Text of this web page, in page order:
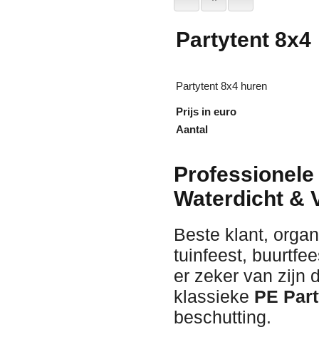
Partytent 8x4
Partytent 8x4 huren
Prijs in euro
Aantal
Professionele
Waterdicht &
Beste klant,
tuinfeest,
er zeker van zijn
klassieke PE
beschutting.